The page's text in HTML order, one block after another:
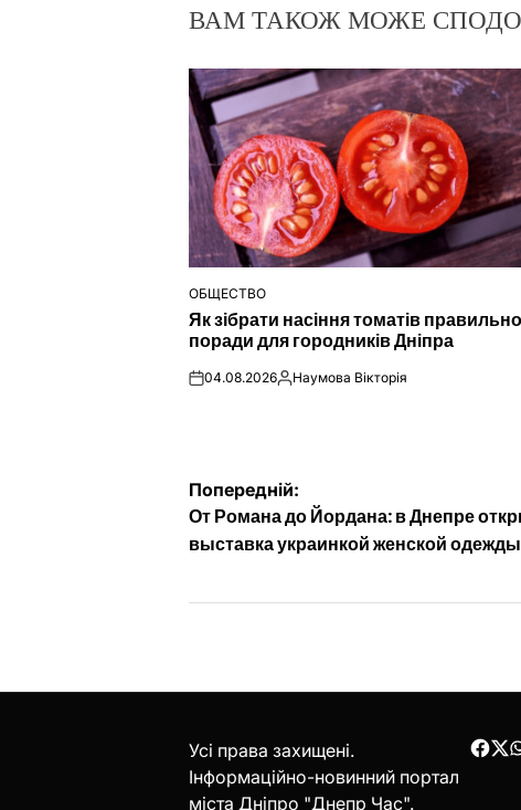
ВАМ ТАКОЖ МОЖЕ
ОПУБЛІКУВАТИ
У
ОБЩЕСТВО
Як зібрати насіння томатів
поради для городників Дніпра
on04.08.2026Опубліковано
Наумова Вікторія
Навігація
записів
Попередній:
От Романа до Йордана: в Днепре
выставка украинкой женской одежды
Усі права захищені.
Інформаційно-новинний портал
міста Дніпро "Днепр Час".